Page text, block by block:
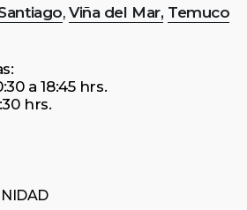
, Viña del Mar, Temuco
a 18:45 hrs.
hrs.